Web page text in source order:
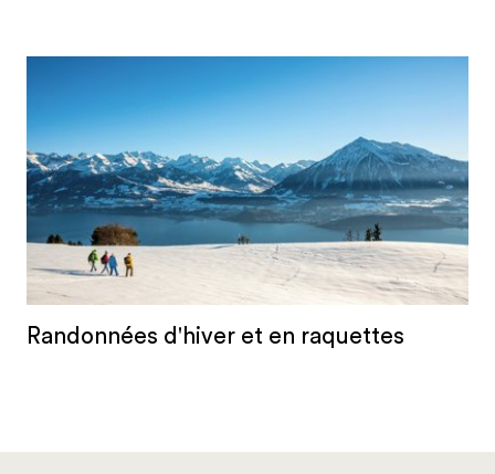
Randonnées d'hiver et en raquettes